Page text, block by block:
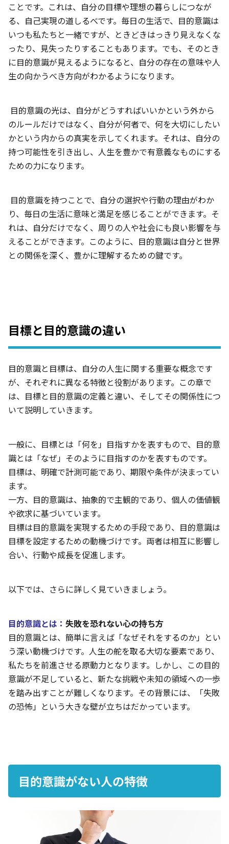
ことです。これは、自分の目標や理想の暮らしにつなが
る、自己実現の道しるべです。毎日の生活で、目的意識は
いつも私たちと一緒ですが、ときどきはっきり見えなくな
ったり、見失ったりすることもあります。でも、そのとき
に目的意識が見えるようになると、自分の存在の意味や人
生の向かうべき方向がわかるようになります。
目的意識の光は、自分がどうすればいいかという外から
のルールだけではなく、自分が何者で、何を大切にしたい
かという内からの真実を示してくれます。それは、自分の
持つ可能性を引き出し、人生を豊かで有意義なものにする
ための力になります。
目的意識を持つことで、自分の選択や行動の理由がわか
り、毎日の生活に意味と満足を感じることができます。そ
れは、自分だけでなく、周りの人や社会にも良い影響を与
えることができます。このように、目的意識は自分と世界
との関係を深く、豊かに理解するための鍵です。
目標と目的意識の違い
目的意識と目標は、自分の人生に関する重要な概念です
が、それぞれに異なる特徴と役割があります。この章で
は、目標と目的意識の定義と違い、そしてその関係性につ
いて説明していきます。
一般に、目標とは「何を」目指すかを表すもので、目的意
識とは「なぜ」そのように目指すのかを表すものです。
目標は、明確で計測可能であり、期限や条件が決まってい
ます。
一方、目的意識は、抽象的で主観的であり、個人の価値観
や欲求に基づいています。
目標は目的意識を実現するための手段であり、目的意識は
目標を設定するための動機づけです。両者は相互に影響し
合い、行動や成長を促進します。
以下では、さらに詳しく見ていきましょう。
目的意識とは： 失敗を恐れない心の持ち方
目的意識とは、簡単に言えば「なぜそれをするのか」とい
う深い動機づけです。人生の舵を取る大切な要素であり、
私たちを前進させる原動力となります。しかし、この目的
意識が不足していると、新たな挑戦や未知の領域への一歩
を踏み出すことが難しくなります。その背景には、「失敗
の恐怖」という大きな壁が立ちはだかっています。
目的意識がない人の特徴